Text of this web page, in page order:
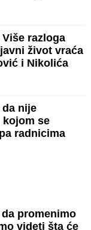
razloga
život vraća
i Nikolića
da nije
kojom se
radnicima
promenimo
videti šta će